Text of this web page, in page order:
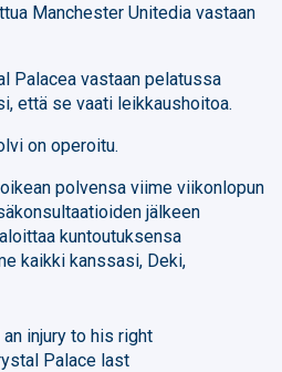
Manchester Unitedia vastaan
Palacea vastaan pelatussa
että se vaati leikkaushoitoa.
on operoitu.
polvensa viime viikonlopun
jälkeen
kuntoutuksensa
kaikki kanssasi, Deki,
injury to his right
Palace last